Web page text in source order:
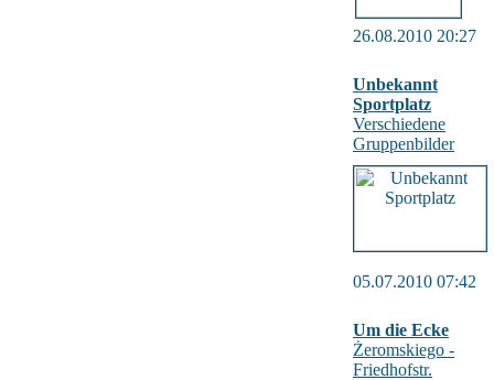
26.08.2010 20:27
Unbekannt
Sportplatz
Verschiedene
Gruppenbilder
05.07.2010 07:42
Um die Ecke
Żeromskiego -
Friedhofstr.